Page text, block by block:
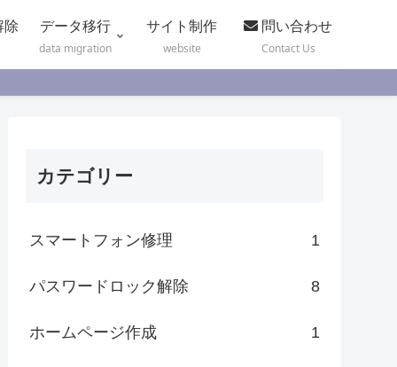
除
データ移行
data migration
サイト制作
website
問い合わせ
Contact Us
カテゴリー
スマートフォン修理 1
パスワードロック解除 8
ホームページ作成 1